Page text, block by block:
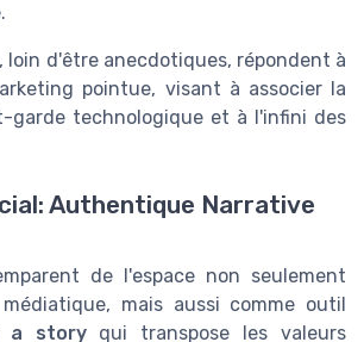
loin d'être anecdotiques, répondent à
pointue, visant à associer la
garde technologique et à l'infini des
Authentique Narrative
de l'espace non seulement
mais aussi comme outil
a storyqui transpose les valeurs